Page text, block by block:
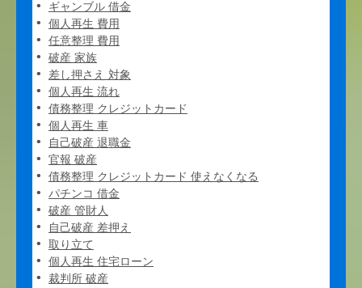
ギャンブル 借金
個人再生 費用
任意整理 費用
破産 家族
差し押さえ 対象
個人再生 流れ
債務整理 クレジットカード
個人再生 車
自己破産 退職金
官報 破産
債務整理 クレジットカード 使えなくなる
パチンコ 借金
破産 管財人
自己破産 差押え
取り立て
個人再生 住宅ローン
裁判所 破産